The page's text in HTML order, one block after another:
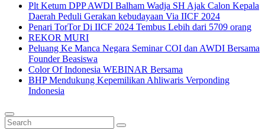
Plt Ketum DPP AWDI Balham Wadja SH Ajak Calon Kepala
Daerah Peduli Gerakan kebudayaan Via IICF 2024
Penari TorTor Di IICF 2024 Tembus Lebih dari 5709 orang
REKOR MURI
Peluang Ke Manca Negara Seminar COI dan AWDI Bersama
Founder Beasiswa
Color Of Indonesia WEBINAR Bersama
BHP Mendukung Kepemilikan Ahliwaris Verponding
Indonesia